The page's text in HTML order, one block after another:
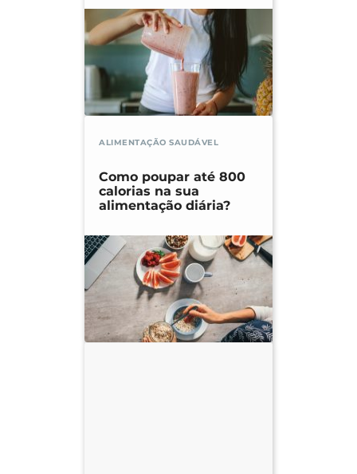
ALIMENTAÇÃO SAUDÁVEL
Como poupar até 800
calorias na sua
alimentação diária?